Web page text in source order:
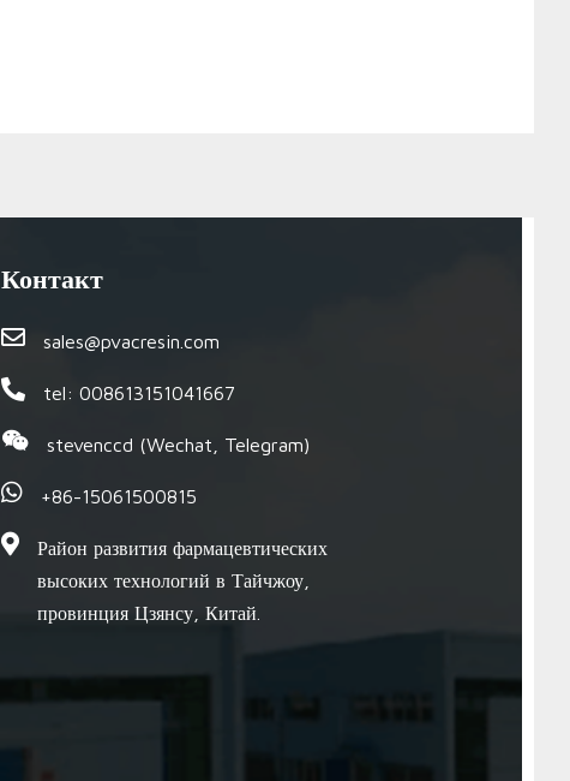
Контакт
sales@pvacresin.com
tel: 008613151041667
stevenccd (Wechat, Telegram)
+86-15061500815
Район развития фармацевтических
высоких технологий в Тайчжоу,
провинция Цзянсу, Китай.